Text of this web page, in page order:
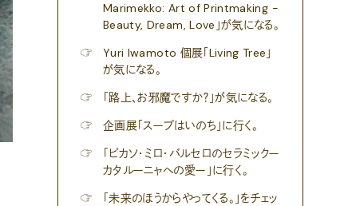
Marimekko: Art of Printmaking -
Beauty, Dream, Love」が気になる。
☞
Yuri Iwamoto 個展「Living Tree」
が気になる。
☞
「路上、お邪魔ですか？」が気になる。
☞
企画展「スープはいのち」に行く。
☞
「ピカソ・ミロ・バルセロのセラミックー
カタルーニャへの愛ー」に行く。
☞
「未来のほうからやってくる。」をチェッ